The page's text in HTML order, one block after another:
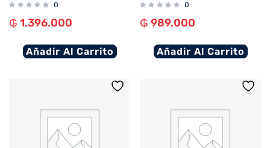
0
₲ 1.396.000
Añadir Al Carrito
0
₲ 989.000
Añadir Al Carrito